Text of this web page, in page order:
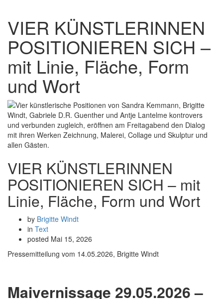
VIER KÜNSTLERINNEN
POSITIONIEREN SICH –
mit Linie, Fläche, Form
und Wort
VIER KÜNSTLERINNEN
POSITIONIEREN SICH – mit
Linie, Fläche, Form und Wort
by Brigitte Windt
in Text
posted Mai 15, 2026
Pressemitteilung vom 14.05.2026, Brigitte Windt
Maivernissage 29.05.2026 –